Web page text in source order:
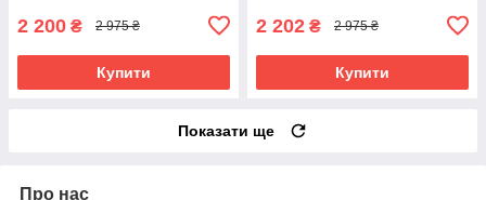
2 200 ₴ 2 975 ₴
Купити
2 202 ₴ 2 975 ₴
Купити
Показати ще
Про нас